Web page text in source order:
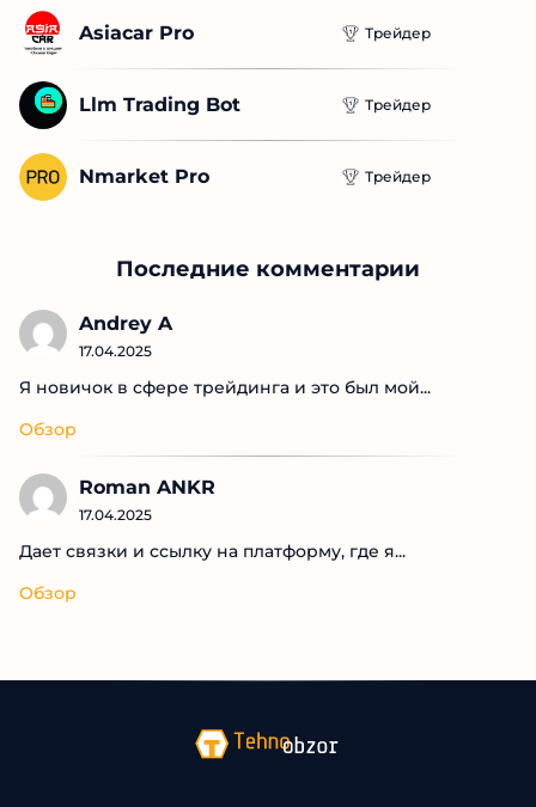
Asiacar Pro Трейдер
Llm Trading Bot Трейдер
Nmarket Pro Трейдер
Последние комментарии
Andrey A
17.04.2025
Я новичок в сфере трейдинга и это был мой...
Обзор
Roman ANKR
17.04.2025
Дает связки и ссылку на платформу, где я...
Обзор